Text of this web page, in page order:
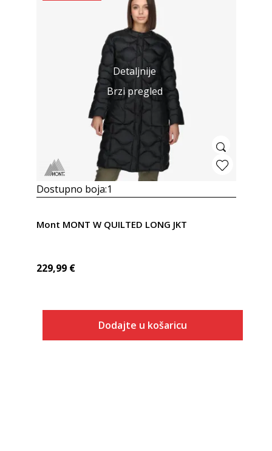
Detaljnije
Brzi pregled
Dostupno boja:1
Mont MONT W QUILTED LONG JKT
229,99 €
Dodajte u košaricu